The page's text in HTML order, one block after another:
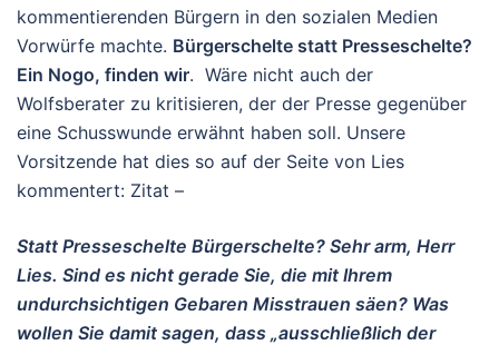
kommentierenden Bürgern in den sozialen Medien
Vorwürfe machte. Bürgerschelte statt Presseschelte?
Ein Nogo, finden wir. Wäre nicht auch der
Wolfsberater zu kritisieren, der der Presse gegenüber
eine Schusswunde erwähnt haben soll. Unsere
Vorsitzende hat dies so auf der Seite von Lies
kommentert: Zitat –
Statt Presseschelte Bürgerschelte? Sehr arm, Herr
Lies. Sind es nicht gerade Sie, die mit Ihrem
undurchsichtigen Gebaren Misstrauen säen? Was
wollen Sie damit sagen, dass „ausschließlich der